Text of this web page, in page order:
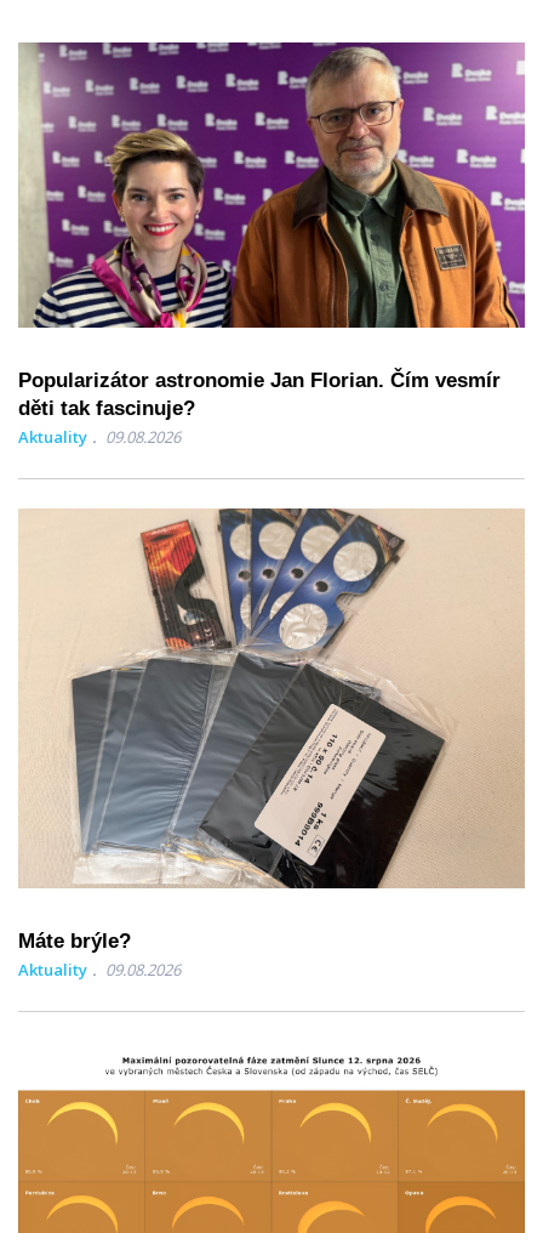
Popularizátor astronomie Jan Florian. Čím vesmír
děti tak fascinuje?
Aktuality 09.08.2026
Máte brýle?
Aktuality 09.08.2026